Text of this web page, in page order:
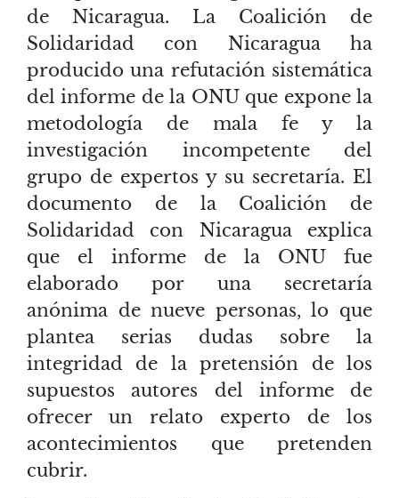
de Nicaragua. La Coalición de
Solidaridad con Nicaragua ha
producido una refutación sistemática
del informe de la ONU que expone la
metodología de mala fe y la
investigación incompetente del
grupo de expertos y su secretaría. El
documento de la Coalición de
Solidaridad con Nicaragua explica
que el informe de la ONU fue
elaborado por una secretaría
anónima de nueve personas, lo que
plantea serias dudas sobre la
integridad de la pretensión de los
supuestos autores del informe de
ofrecer un relato experto de los
acontecimientos que pretenden
cubrir.